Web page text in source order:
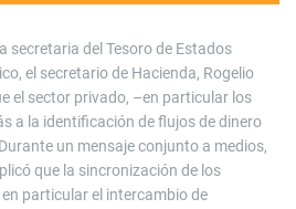
secretaria del Tesoro de Estados
el secretario de Hacienda, Rogelio
el sector privado, –en particular los
a la identificación de flujos de dinero
un mensaje conjunto a medios,
que la sincronización de los
particular el intercambio de